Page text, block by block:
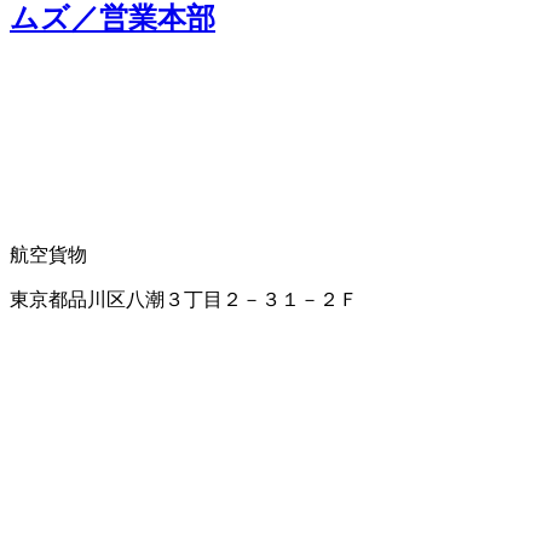
ムズ／営業本部
航空貨物
東京都品川区八潮３丁目２－３１－２Ｆ